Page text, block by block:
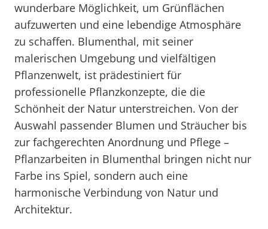
wunderbare Möglichkeit, um Grünflächen
aufzuwerten und eine lebendige Atmosphäre
zu schaffen. Blumenthal, mit seiner
malerischen Umgebung und vielfältigen
Pflanzenwelt, ist prädestiniert für
professionelle Pflanzkonzepte, die die
Schönheit der Natur unterstreichen. Von der
Auswahl passender Blumen und Sträucher bis
zur fachgerechten Anordnung und Pflege –
Pflanzarbeiten in Blumenthal bringen nicht nur
Farbe ins Spiel, sondern auch eine
harmonische Verbindung von Natur und
Architektur.